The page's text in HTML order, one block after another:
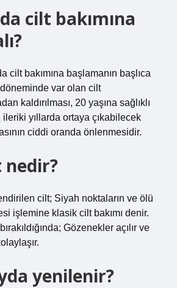
cilt bakımına
cilt bakımına başlamanın başlıca
var olan cilt
kaldırılması, 20 yaşına sağlıklı
yıllarda ortaya çıkabilecek
ciddi oranda önlenmesidir.
nedir?
cilt; Siyah noktaların ve ölü
işlemine klasik cilt bakımı denir.
Gözenekler açılır ve
yenilenir?